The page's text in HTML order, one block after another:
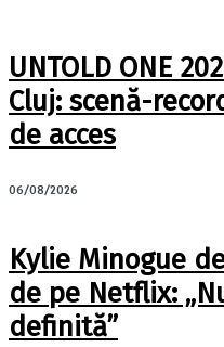
UNTOLD ONE
Cluj: scenă-
de acces
06/08/2026
Kylie Minogue
de pe Netflix:
definită”